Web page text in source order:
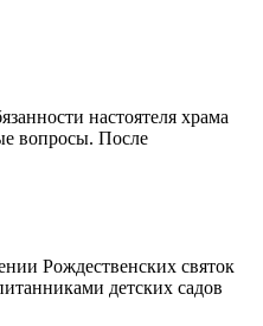
настоятеля храма
вопросы. После
Рождественских святок
детских садов